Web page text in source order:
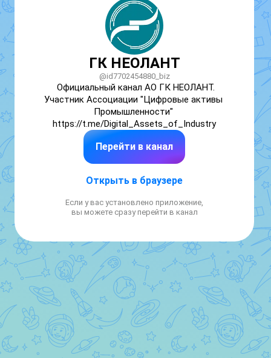
ГК НЕОЛАНТ
@id7702454880_biz
Официальный канал АО ГК НЕОЛАНТ.
Участник Ассоциации "Цифровые активы
Промышленности"
https://t.me/Digital_Assets_of_Industry
Перейти в канал
Открыть в браузере
Если у вас установлено приложение,
вы можете сразу перейти в канал